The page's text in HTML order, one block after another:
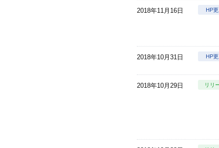
2018年11月16日 HP
2018年10月31日 HP
2018年10月29日 リリ